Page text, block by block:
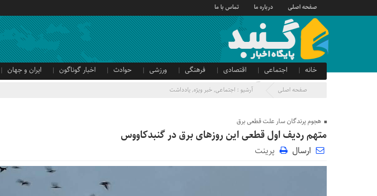
صفحه اصلی درباره ما تماس با ما
خانه اجتماعی اقتصادی فرهنگی ورزشی حوادث اخبار گوناگون ایران و جهان
صدای شهروند
آگهی دولتی صفحه اصلی آرشیو : اجتماعی,خبر ویژه,یادداشت
هجوم پرندگان سار علت قطعی برق
متهم ردیف اول قطعی این روزهای برق در گنبدکاووس
ارسال پرینت